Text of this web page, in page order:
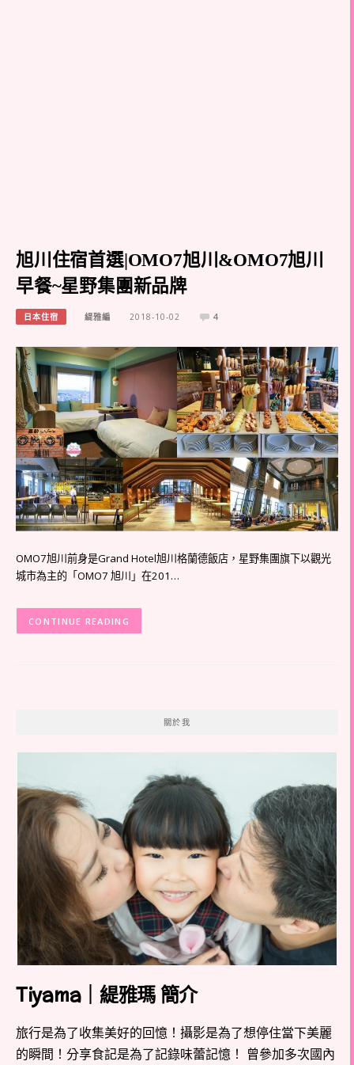
旭川住宿首選|OMO7旭川&OMO7旭川
早餐~星野集團新品牌
日本住宿 緹雅編 2018-10-02 4
OMO7旭川前身是Grand Hotel旭川格蘭德飯店，星野集團旗下以觀光
城市為主的「OMO7 旭川」在201…
CONTINUE READING
關於我
Tiyama｜緹雅瑪 簡介
旅行是為了收集美好的回憶！攝影是為了想停住當下美麗
的瞬間！分享食記是為了記錄味蕾記憶！ 曾參加多次國內